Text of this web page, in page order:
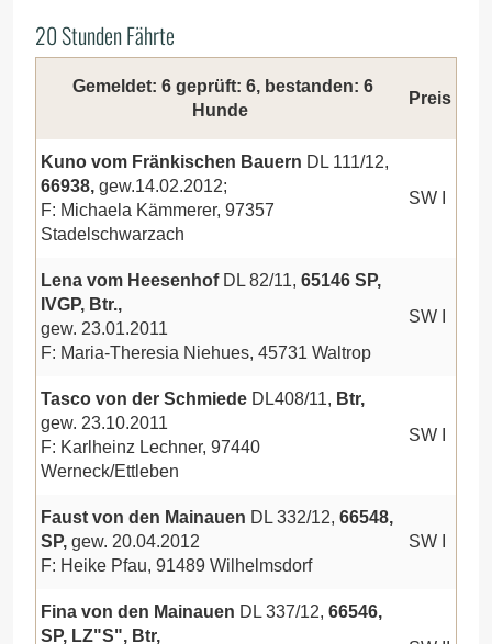
20 Stunden Fährte
Gemeldet: 6 geprüft: 6, bestanden: 6
Hunde
Preis
Kuno vom Fränkischen Bauern DL 111/12,
66938, gew.14.02.2012;
F: Michaela Kämmerer, 97357
Stadelschwarzach
SW I
Lena vom Heesenhof DL 82/11, 65146 SP,
IVGP, Btr.,
gew. 23.01.2011
F: Maria-Theresia Niehues, 45731 Waltrop
SW I
Tasco von der Schmiede DL408/11, Btr,
gew. 23.10.2011
F: Karlheinz Lechner, 97440
Werneck/Ettleben
SW I
Faust von den Mainauen DL 332/12, 66548,
SP, gew. 20.04.2012
F: Heike Pfau, 91489 Wilhelmsdorf
SW I
Fina von den Mainauen DL 337/12, 66546,
SP, LZ"S", Btr,